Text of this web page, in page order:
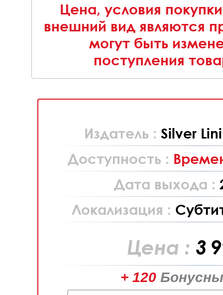
Цена, условия
внешний вид являются
могут быть
поступления
Издатель : Silver
Доступность :
Дата выхода :
Локализация :
Цена : 3
+ 120